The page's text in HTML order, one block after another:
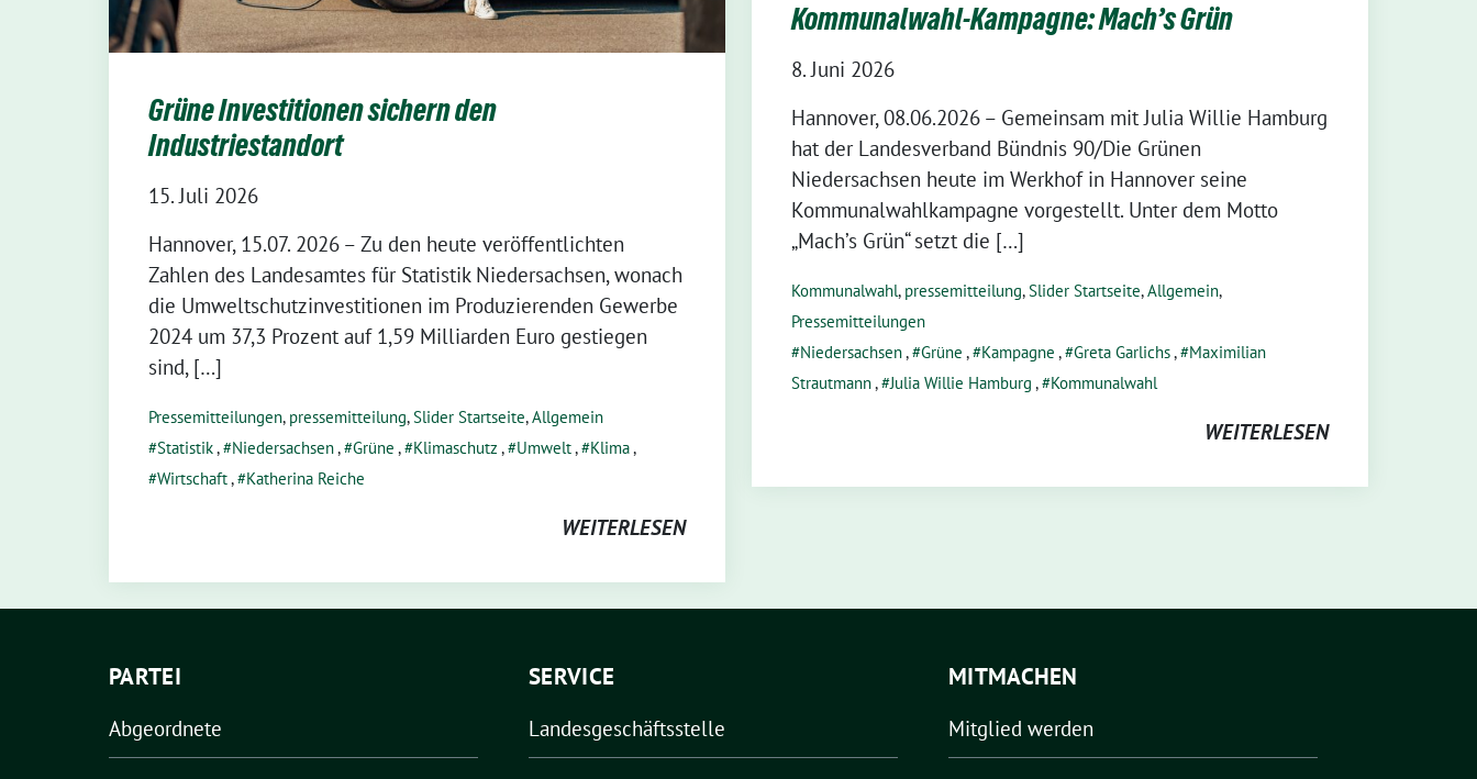
Grüne Investitionen sichern den
Industriestandort
15. Juli 2026
Hannover, 15.07. 2026 – Zu den heute veröffentlichten
Zahlen des Landesamtes für Statistik Niedersachsen, wonach
die Umweltschutzinvestitionen im Produzierenden Gewerbe
2024 um 37,3 Prozent auf 1,59 Milliarden Euro gestiegen
sind, […]
Pressemitteilungen, pressemitteilung,Slider Startseite,Allgemein
Statistik, Niedersachsen, Grüne , Klimaschutz , Umwelt, Klima,
Wirtschaft, Katherina Reiche
WEITERLESEN
Kommunalwahl-Kampagne: Mach’s Grün
8. Juni 2026
Hannover, 08.06.2026 – Gemeinsam mit Julia Willie Hamburg
hat der Landesverband Bündnis 90/Die Grünen
Niedersachsen heute im Werkhof in Hannover seine
Kommunalwahlkampagne vorgestellt. Unter dem Motto
„Mach’s Grün“ setzt die […]
Kommunalwahl, pressemitteilung,Slider Startseite,Allgemein,
Pressemitteilungen
Niedersachsen, Grüne , Kampagne , Greta Garlichs,
Maximilian
Strautmann, Julia Willie Hamburg , Kommunalwahl
WEITERLESEN
PARTEI
Abgeordnete
SERVICE
Landesgeschäftsstelle
MITMACHEN
Mitglied werden